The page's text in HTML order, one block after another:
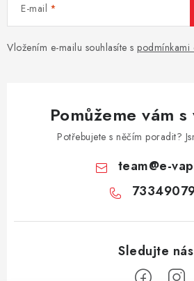
E-mail
Vložením e-mailu souhlasíte s podmínkami
Pomůžeme vám
Potřebujete s něčím poradit?
team@e-